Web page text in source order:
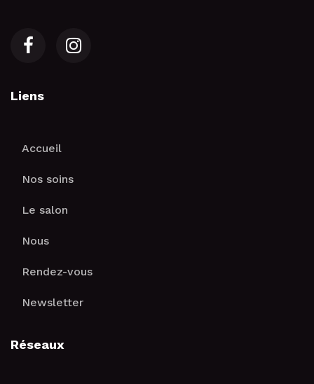
Liens
Accueil
Nos soins
Le salon
Nous
Rendez-vous
Newsletter
Réseaux